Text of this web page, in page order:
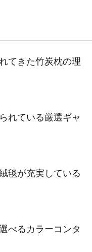
てきた竹炭枕の理
れている厳選ギャ
毯が充実している
べるカラーコンタ